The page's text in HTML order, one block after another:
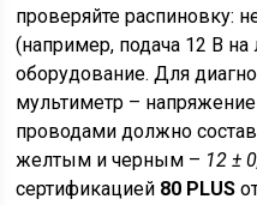
проверяйте распиновку:
(например, подача 12 В
оборудование. Для
мультиметр –
проводами должно
желтым и черным – 12 ±
сертификацией 80 PLUS